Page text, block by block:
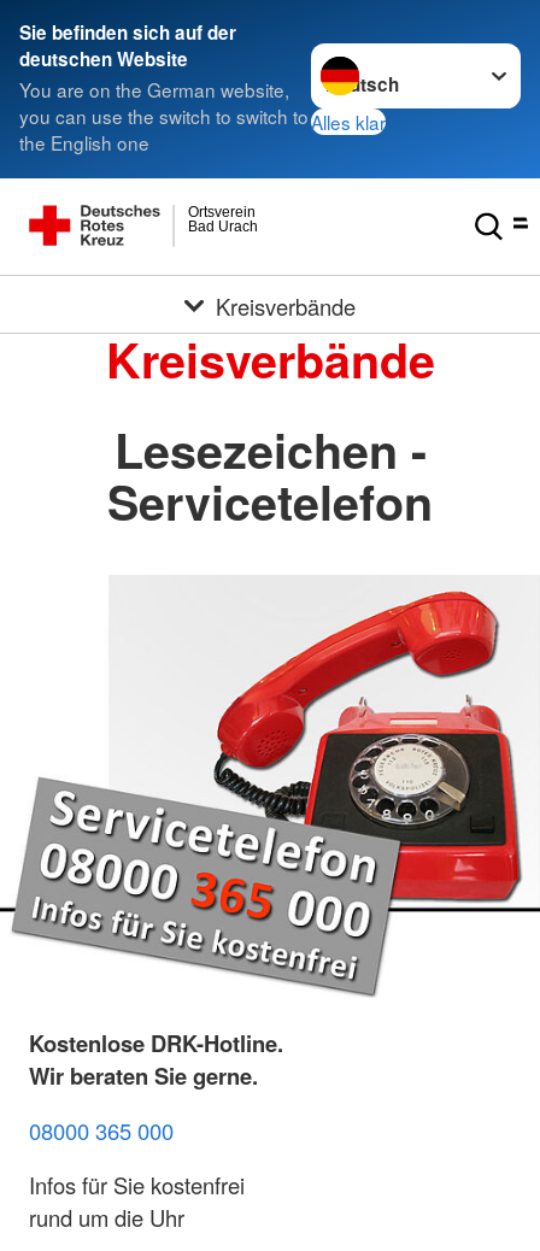
Sie befinden sich auf der
deutschen Website
You are on the German website,
you can use the switch to switch to
the English one
Sprache wechseln zu
Alles klar
Bad Urach
Ortsverein
Kreisverbände
Kreisverbände
Lesezeichen -
Servicetelefon
Kostenlose DRK-Hotline.
Wir beraten Sie gerne.
08000 365 000
Infos für Sie kostenfrei
rund um die Uhr